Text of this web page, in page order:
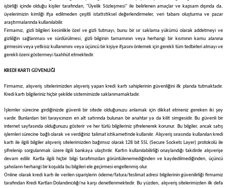
işbirliği içinde olduğu kişiler tarafından, "Üyelik Sözleşmesi" ile belirlenen amaçlar ve kapsam dışında da,
üyelerimizin kimliği ifşa edilmeden çeşitli istatistiksel değerlendirmeler, veri tabanı oluşturma ve pazar
araştırmalarında kullanılabilir.
Firmamız, gizli bilgileri kesinlikle özel ve gizli tutmayı, bunu bir sır saklama yükümü olarak addetmeyi ve
gizliliğin sağlanması ve sürdürülmesi, gizli bilginin tamamının veya herhangi bir kısmının kamu alanına
girmesini veya yetkisiz kullanımını veya üçüncü bir kişiye ifşasını önlemek için gerekli tüm tedbirleri almayı ve
gerekli özeni göstermeyi taahhüt etmektedir.
KREDİ KARTI GÜVENLİĞİ
Firmamız, alışveriş sitelerimizden alışveriş yapan kredi kartı sahiplerinin güvenliğini ilk planda tutmaktadır.
Kredi kartı bilgileriniz hiçbir şekilde sistemimizde saklanmamaktadır.
İşlemler sürecine girdiğinizde güvenli bir sitede olduğunuzu anlamak için dikkat etmeniz gereken iki şey
vardır. Bunlardan biri tarayıcınızın en alt satırında bulunan bir anahtar ya da kilit simgesidir. Bu güvenli bir
internet sayfasında olduğunuzu gösterir ve her türlü bilgileriniz şifrelenerek korunur. Bu bilgiler, ancak satış
işlemleri sürecine bağlı olarak ve verdiğiniz talimat istikametinde kullanılır. Alışveriş sırasında kullanılan kredi
kartı ile ilgili bilgiler alışveriş sitelerimizden bağımsız olarak 128 bit SSL (Secure Sockets Layer) protokolü ile
şifrelenip sorgulanmak üzere ilgili bankaya ulaştırılır. Kartın kullanılabilirliği onaylandığı takdirde alışverişe
devam edilir. Kartla ilgili hiçbir bilgi tarafımızdan görüntülenemediğinden ve kaydedilmediğinden, üçüncü
şahısların herhangi bir koşulda bu bilgileri ele geçirmesi engellenmiş olur.
Online olarak kredi kartı ile verilen siparişlerin ödeme/fatura/teslimat adresi bilgilerinin güvenilirliği firmamiz
tarafından Kredi Kartları Dolandırıcılığı'na karşı denetlenmektedir. Bu yüzden, alışveriş sitelerimizden ilk defa